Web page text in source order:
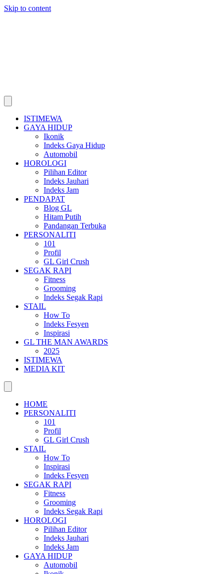
Skip to content
ISTIMEWA
GAYA HIDUP
Ikonik
Indeks Gaya Hidup
Automobil
HOROLOGI
Pilihan Editor
Indeks Jauhari
Indeks Jam
PENDAPAT
Blog GL
Hitam Putih
Pandangan Terbuka
PERSONALITI
101
Profil
GL Girl Crush
SEGAK RAPI
Fitness
Grooming
Indeks Segak Rapi
STAIL
How To
Indeks Fesyen
Inspirasi
GL THE MAN AWARDS
2025
ISTIMEWA
MEDIA KIT
HOME
PERSONALITI
101
Profil
GL Girl Crush
STAIL
How To
Inspirasi
Indeks Fesyen
SEGAK RAPI
Fitness
Grooming
Indeks Segak Rapi
HOROLOGI
Pilihan Editor
Indeks Jauhari
Indeks Jam
GAYA HIDUP
Automobil